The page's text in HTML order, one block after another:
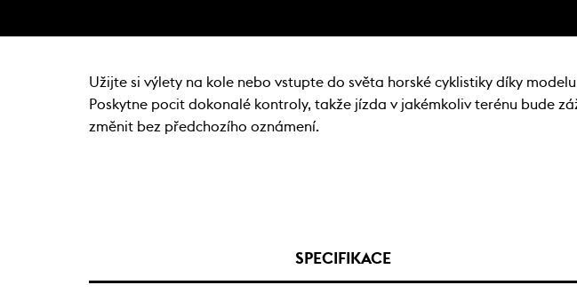
Užijte si výlety na kole nebo vstupte do světa horské cyklistiky díky
Poskytne pocit dokonalé kontroly, takže jízda v jakémkoliv terénu bude
změnit bez předchozího oznámení.
SPECIFIKACE